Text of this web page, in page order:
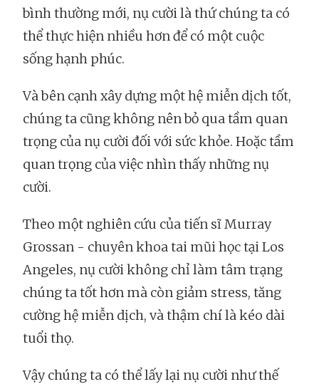
bình thường mới, nụ cười là thứ chúng ta có
thể thực hiện nhiều hơn để có một cuộc
sống hạnh phúc.
Và bên cạnh xây dựng một hệ miễn dịch tốt,
chúng ta cũng không nên bỏ qua tầm quan
trọng của nụ cười đối với sức khỏe. Hoặc tầm
quan trọng của việc nhìn thấy những nụ
cười.
Theo một nghiên cứu của tiến sĩ Murray
Grossan - chuyên khoa tai mũi học tại Los
Angeles, nụ cười không chỉ làm tâm trạng
chúng ta tốt hơn mà còn giảm stress, tăng
cường hệ miễn dịch, và thậm chí là kéo dài
tuổi thọ.
Vậy chúng ta có thể lấy lại nụ cười như thế